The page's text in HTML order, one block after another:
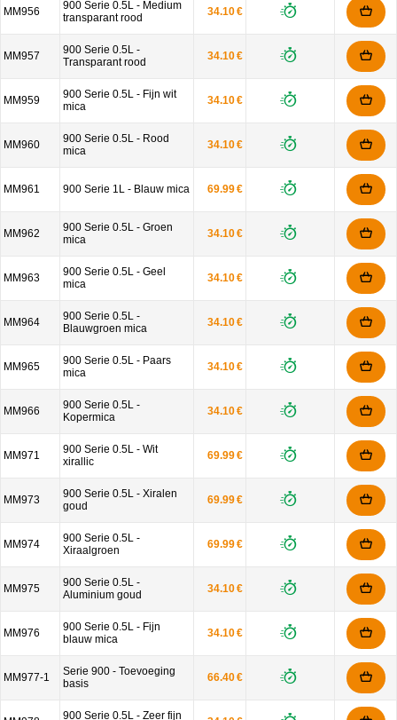
MM956
900 Serie 0.5L - Medium
transparant rood
34.10 €
MM957
900 Serie 0.5L -
Transparant rood
34.10 €
MM959
900 Serie 0.5L - Fijn wit
mica
34.10 €
MM960
900 Serie 0.5L - Rood
mica
34.10 €
MM961 900 Serie 1L - Blauw mica 69.99 €
MM962
900 Serie 0.5L - Groen
mica
34.10 €
MM963
900 Serie 0.5L - Geel
mica
34.10 €
MM964
900 Serie 0.5L -
Blauwgroen mica
34.10 €
MM965
900 Serie 0.5L - Paars
mica
34.10 €
MM966
900 Serie 0.5L -
Kopermica
34.10 €
MM971
900 Serie 0.5L - Wit
xirallic
69.99 €
MM973
900 Serie 0.5L - Xiralen
goud
69.99 €
MM974
900 Serie 0.5L -
Xiraalgroen
69.99 €
MM975
900 Serie 0.5L -
Aluminium goud
34.10 €
MM976
900 Serie 0.5L - Fijn
blauw mica
34.10 €
MM977-1
Serie 900 - Toevoeging
basis
66.40 €
900 Serie 0.5L - Zeer fijn